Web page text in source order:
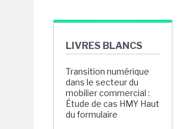
LIVRES BLANCS
Transition numérique
dans le secteur du
mobilier commercial :
Étude de cas HMY Haut
du formulaire